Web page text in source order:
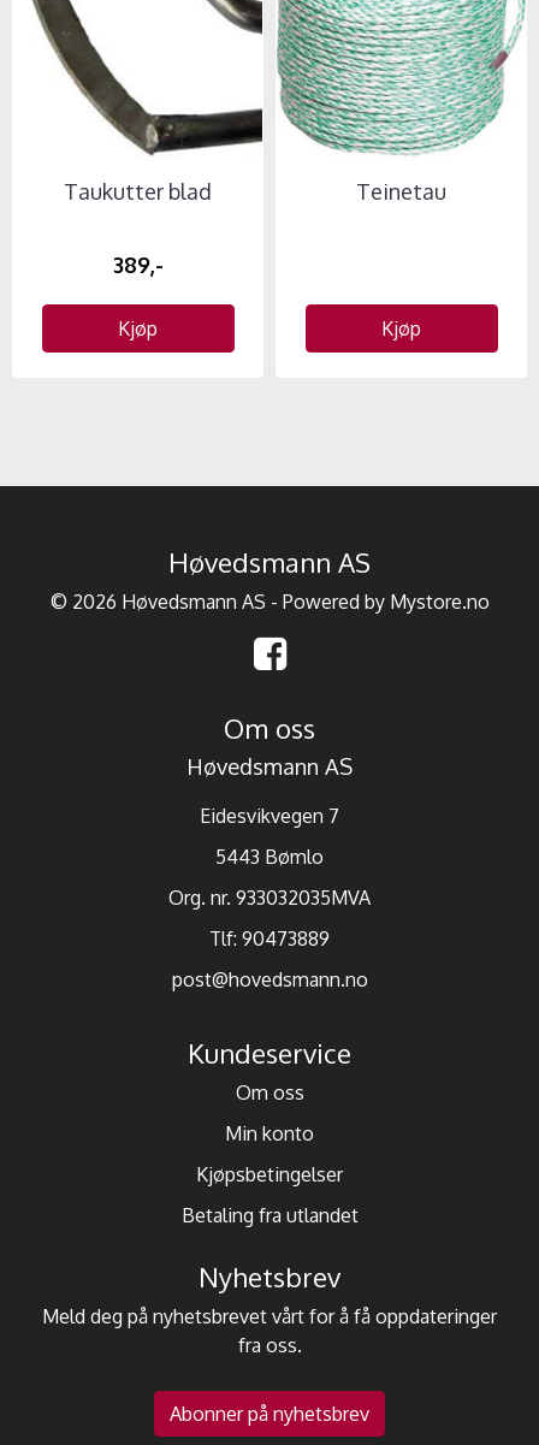
Taukutter blad
389,-
Kjøp
Teinetau
Kjøp
Høvedsmann AS
© 2026 Høvedsmann AS - Powered by Mystore.no
Om oss
Høvedsmann AS
Eidesvikvegen 7
5443 Bømlo
Org. nr. 933032035MVA
Tlf: 90473889
post@hovedsmann.no
Kundeservice
Om oss
Min konto
Kjøpsbetingelser
Betaling fra utlandet
Nyhetsbrev
Meld deg på nyhetsbrevet vårt for å få oppdateringer
fra oss.
Abonner på nyhetsbrev